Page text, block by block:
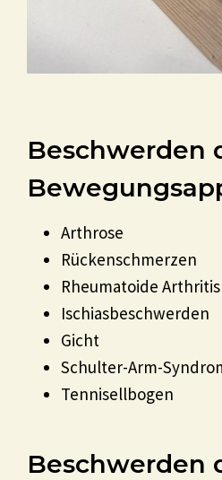
Beschwerden
Arthrose
Rückenschmerzen
Rheumatoide Arthritis
Ischiasbeschwerden
Gicht
Schulter-Arm-
Tennisellbogen
Beschwerden